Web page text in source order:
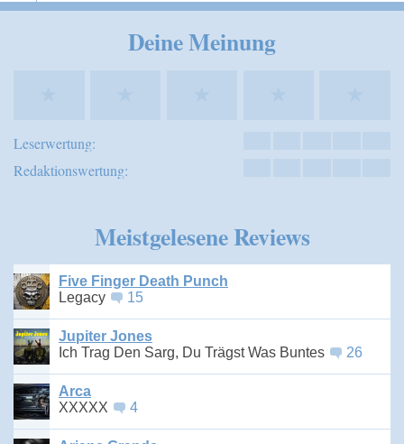
Deine Meinung
Leserwertung:
Redaktionswertung:
Meistgelesene Reviews
Five Finger Death Punch
Legacy
15
Jupiter Jones
Ich Trag Den Sarg, Du Trägst Was Buntes
26
Arca
XXXXX
4